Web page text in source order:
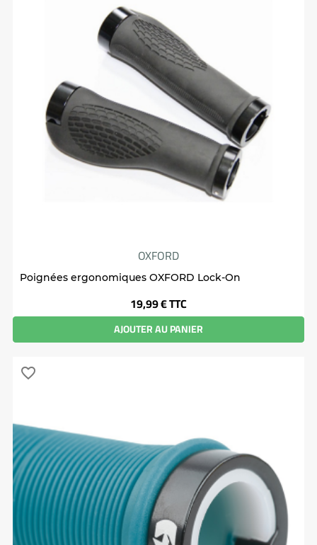
OXFORD
Poignées ergonomiques OXFORD Lock-On
Prix
19,99 €TTC
AJOUTER AU PANIER
favorite_border